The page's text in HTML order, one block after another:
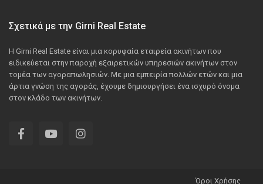
Σχετικά με την Girni Real Estate
Η Girni Real Estate είναι μια κορυφαία εταιρεία ακινήτων που
ειδικεύεται στην παροχή εξαιρετικών υπηρεσιών ακινήτων στον
τομέα των αγοραπωλησιών. Με μια εμπειρία πολλών ετών και μια
άρτια γνώση της αγοράς, έχουμε δημιουργήσει ένα ισχυρό όνομα
στον κλάδο των ακινήτων.
Όροι Χρήσης